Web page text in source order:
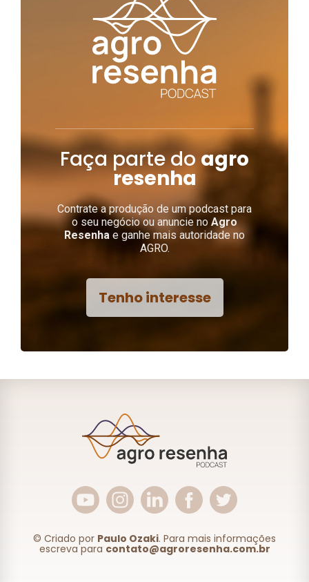
Faça parte do agro
resenha
Contrate a produção de um podcast para
o seu negócio ou anuncie no Agro
Resenha e ganhe mais autoridade no
AGRO.
Tenho interesse
© Criado por Paulo Ozaki. Para mais informações
escreva para contato@agroresenha.com.br